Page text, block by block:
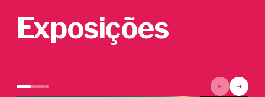
Exposições